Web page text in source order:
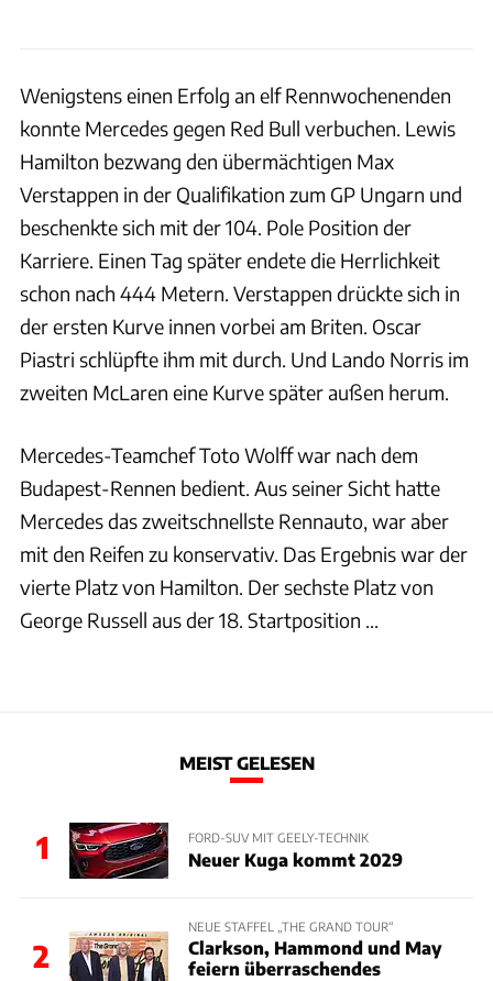
Wenigstens einen Erfolg an elf Rennwochenenden
konnte Mercedes gegen Red Bull verbuchen. Lewis
Hamilton bezwang den übermächtigen Max
Verstappen in der Qualifikation zum GP Ungarn und
beschenkte sich mit der 104. Pole Position der
Karriere. Einen Tag später endete die Herrlichkeit
schon nach 444 Metern. Verstappen drückte sich in
der ersten Kurve innen vorbei am Briten. Oscar
Piastri schlüpfte ihm mit durch. Und Lando Norris im
zweiten McLaren eine Kurve später außen herum.
Mercedes-Teamchef Toto Wolff war nach dem
Budapest-Rennen bedient. Aus seiner Sicht hatte
Mercedes das zweitschnellste Rennauto, war aber
mit den Reifen zu konservativ. Das Ergebnis war der
vierte Platz von Hamilton. Der sechste Platz von
George Russell aus der 18. Startposition ...
MEIST GELESEN
1 FORD-SUV MIT GEELY-TECHNIK
Neuer Kuga kommt 2029
2
NEUE STAFFEL „THE GRAND TOUR“
Clarkson, Hammond und May
feiern überraschendes